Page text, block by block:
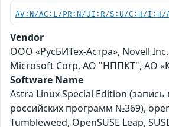
AV:N/AC:L/PR:N/UI:R/S:U/C:H/I:H/
Vendor
ООО «РусБИТех-Астра», Novell
Microsoft Corp, АО "НППКТ", АО
Software Name
Astra Linux Special Edition
российских программ №369),
Tumbleweed, OpenSUSE Leap,